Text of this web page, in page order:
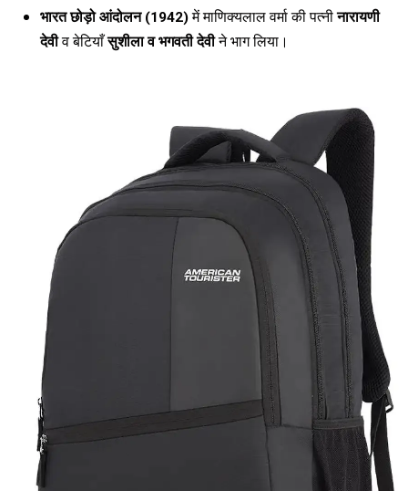
भारत छोड़ो आंदोलन (1942)में माणिक्यलाल वर्मा की पत्नीनारायणी
देवीव बेटियाँसुशीला व भगवती देवीने भाग लिया।